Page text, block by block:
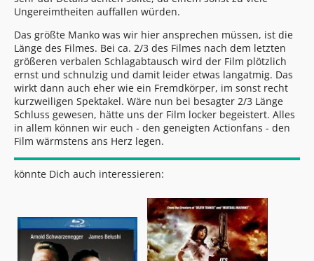
Ungereimtheiten auffallen würden.
Das größte Manko was wir hier ansprechen müssen, ist die
Länge des Filmes. Bei ca. 2/3 des Filmes nach dem letzten
größeren verbalen Schlagabtausch wird der Film plötzlich
ernst und schnulzig und damit leider etwas langatmig. Das
wirkt dann auch eher wie ein Fremdkörper, im sonst recht
kurzweiligen Spektakel. Wäre nun bei besagter 2/3 Länge
Schluss gewesen, hätte uns der Film locker begeistert. Alles
in allem können wir euch - den geneigten Actionfans - den
Film wärmstens ans Herz legen.
könnte Dich auch interessieren: